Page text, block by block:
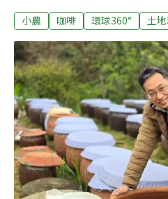
際食品展展示家庭農場的農產
動生產的特色農產品。積極的
也讓她意識到出口中國的潛力
Raízes do Campo公司，專注
內外市場推廣巧克力、蜂蜜、
品。受COVID-19疫情影響，
12月迎來轉機，當時該公司獲
啡豆——即未經烘焙的咖啡豆
續期，有效期延長五年。
中國海關總署近期為巴
小農 咖啡 環球360° 土